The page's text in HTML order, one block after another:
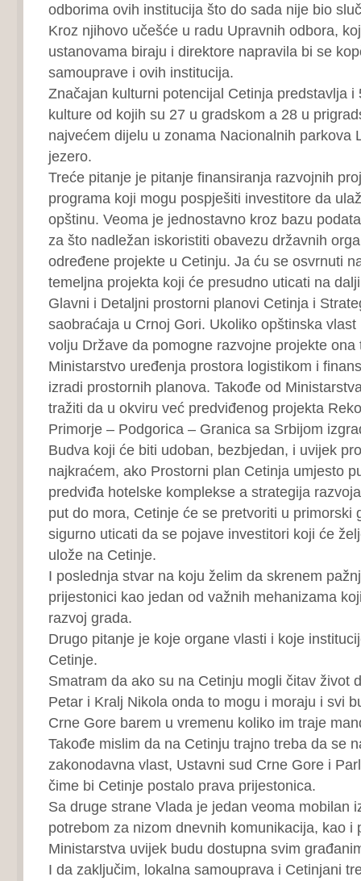
odborima ovih institucija što do sada nije bio
Kroz njihovo učešće u radu Upravnih odbora,
ustanovama biraju i direktore napravila bi se
samouprave i ovih institucija.
Značajan kulturni potencijal Cetinja predstavlja i
kulture od kojih su 27 u gradskom a 28 u
najvećem dijelu u zonama Nacionalnih parkova
jezero.
Treće pitanje je pitanje finansiranja razvojnih
programa koji mogu pospješiti investitore da
opštinu. Veoma je jednostavno kroz bazu
za što nadležan iskoristiti obavezu državnih
određene projekte u Cetinju. Ja ću se osvrnuti
temeljna projekta koji će presudno uticati na
Glavni i Detaljni prostorni planovi Cetinja i
saobraćaja u Crnoj Gori. Ukoliko opštinska
volju Države da pomogne razvojne projekte ona
Ministarstvo uređenja prostora logistikom i
izradi prostornih planova. Takođe od
tražiti da u okviru već predviđenog projekta
Primorje – Podgorica – Granica sa Srbijom
Budva koji će biti udoban, bezbjedan, i uvijek
najkraćem, ako Prostorni plan Cetinja umjesto
predviđa hotelske komplekse a strategija
put do mora, Cetinje će se pretvoriti u primorski
sigurno uticati da se pojave investitori koji će
ulože na Cetinje.
I poslednja stvar na koju želim da skrenem
prijestonici kao jedan od važnih mehanizama
razvoj grada.
Drugo pitanje je koje organe vlasti i koje
Cetinje.
Smatram da ako su na Cetinju mogli čitav život
Petar i Kralj Nikola onda to mogu i moraju i svi
Crne Gore barem u vremenu koliko im traje
Takođe mislim da na Cetinju trajno treba da se
zakonodavna vlast, Ustavni sud Crne Gore i
čime bi Cetinje postalo prava prijestonica.
Sa druge strane Vlada je jedan veoma mobilan
potrebom za nizom dnevnih komunikacija, kao i
Ministarstva uvijek budu dostupna svim
I da zaključim, lokalna samouprava i Cetinjani